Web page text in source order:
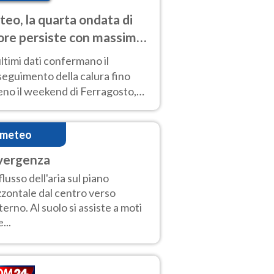
la quarta ondata di
persiste con massime
molto elevate
dati confermano il
della calura fino
il weekend di Ferragosto,
a una nuova
prossima
dell'aria sul piano
dal centro verso
Al suolo si assiste a moti